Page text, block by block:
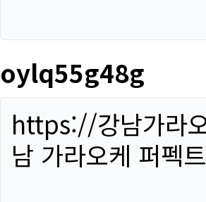
oylq55g48g
https://강남가라
남 가라오케 퍼펙